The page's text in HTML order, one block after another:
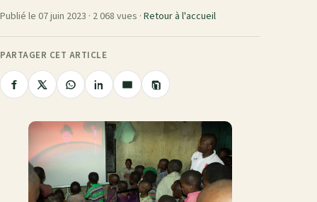
Publié le 07 juin 2023 · 2 068 vues · Retour à l'accueil
PARTAGER CET ARTICLE
Partager
Facebook
Partager
X
Partager
WhatsApp
Partager
LinkedIn
Partager
e-
mail
Copier
le